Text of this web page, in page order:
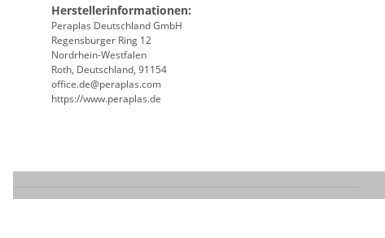
Herstellerinformationen:
Peraplas Deutschland GmbH
Regensburger Ring 12
Nordrhein-Westfalen
Roth, Deutschland, 91154
office.de@peraplas.com
https://www.peraplas.de